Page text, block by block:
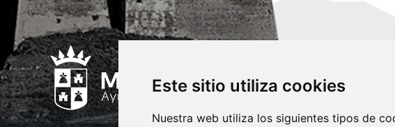
Este sitio utiliza cookies
Nuestra web utiliza los siguientes tipos de